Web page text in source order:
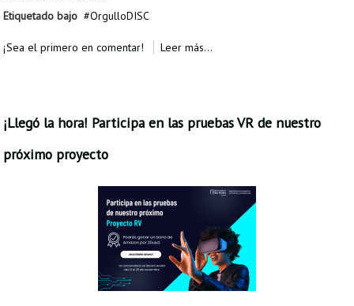
Etiquetado bajo
OrgulloDISC
¡Sea el primero en comentar! Leer más...
¡Llegó la hora! Participa en las pruebas VR de nuestro
próximo proyecto